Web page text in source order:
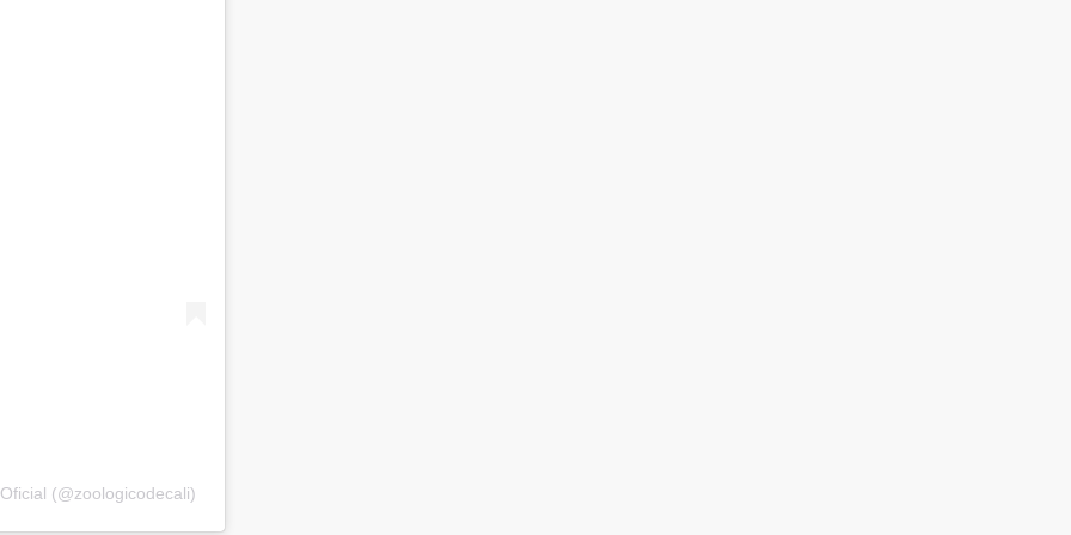
(@zoologicodecali)